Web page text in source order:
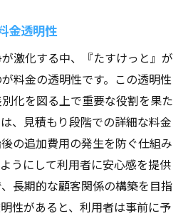
金透明性
激化する中、『たすけっと』が
料金の透明性です。この透明性
化を図る上で重要な役割を果た
、見積もり段階での詳細な料金
の追加費用の発生を防ぐ仕組み
うにして利用者に安心感を提供
長期的な顧客関係の構築を目指
性があると、利用者は事前に予